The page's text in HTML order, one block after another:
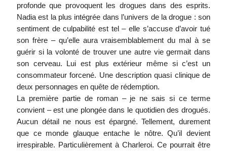
profonde que provoquent les drogues dans des esprits.
Nadia est la plus intégrée dans l’univers de la drogue : son
sentiment de culpabilité est tel – elle s’accuse d’avoir tué
son frère – qu’elle aura vraisemblablement du mal à se
guérir si la volonté de trouver une autre vie germait dans
son cerveau. Lui est plus extérieur même si c’est un
consommateur forcené. Une description quasi clinique de
deux personnages en quête de rédemption.
La première partie de roman – je ne sais si ce terme
convient – est une plongée dans le quotidien des drogués.
Aucun détail ne nous est épargné. Tellement, durement
que ce monde glauque entache le nôtre. Qu’il devient
irrespirable. Particulièrement à Charleroi. Ce pourrait être